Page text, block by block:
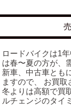
ロードバイクは1
は春〜夏の方が、
新車、中古車とも
ますので、 お買取
冬よりは高額で買
ルチェンジのタイ